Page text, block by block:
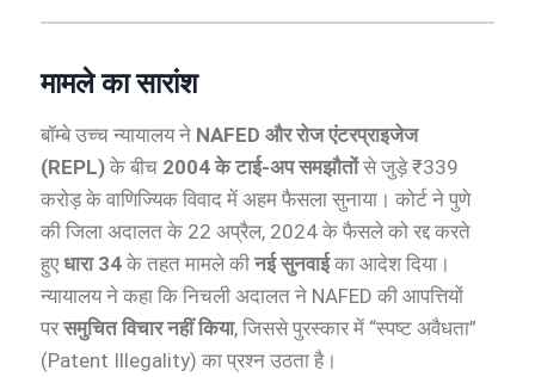
मामले का सारांश
बॉम्बे उच्च न्यायालय ने NAFED और रोज एंटरप्राइजेज
(REPL) के बीच 2004 के टाई-अप समझौतोंसे जुड़े ₹339
करोड़ के वाणिज्यिक विवाद में अहम फैसला सुनाया। कोर्ट ने पुणे
की जिला अदालत के 22 अप्रैल, 2024 के फैसले को रद्द करते
हुएधारा 34 के तहत मामले की नई सुनवाईका आदेश दिया।
न्यायालय ने कहा कि निचली अदालत ने NAFED की आपत्तियों
परसमुचित विचार नहीं किया, जिससे पुरस्कार में “स्पष्ट अवैधता”
(Patent Illegality) का प्रश्न उठता है।